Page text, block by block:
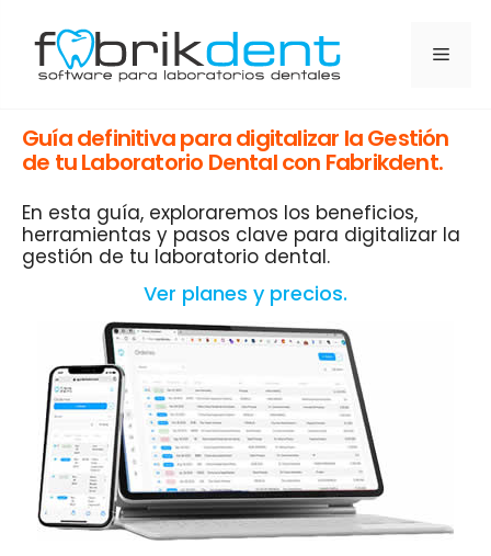
Guía definitiva para digitalizar la Gestión
de tu Laboratorio Dental con Fabrikdent.
En esta guía, exploraremos los beneficios,
herramientas y pasos clave para digitalizar la
gestión de tu laboratorio dental.
Ver planes y precios.